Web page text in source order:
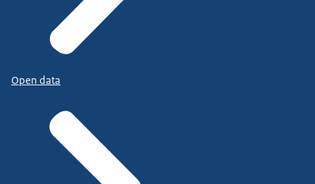
Open data